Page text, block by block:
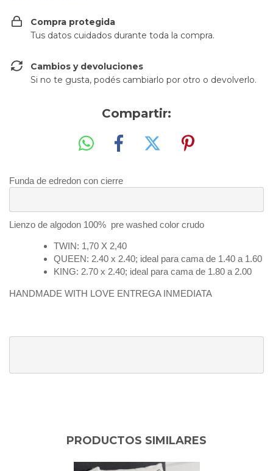
Compra protegida
Tus datos cuidados durante toda la compra.
Cambios y devoluciones
Si no te gusta, podés cambiarlo por otro o devolverlo.
Compartir:
Funda de edredon con cierre
Lienzo de algodon 100% pre washed color crudo
TWIN: 1,70 X 2,40
QUEEN: 2.40 x 2.40; ideal para cama de 1.40 a 1.60
KING: 2.70 x 2.40; ideal para cama de 1.80 a 2.00
HANDMADE WITH LOVE ENTREGA INMEDIATA
PRODUCTOS SIMILARES